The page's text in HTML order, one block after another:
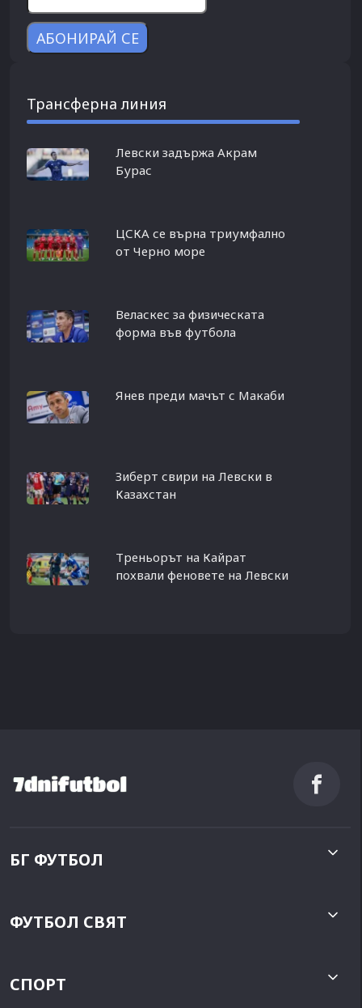
Трансферна линия
Левски задържа Акрам
Бурас
ЦСКА се върна триумфално
от Черно море
Веласкес за физическата
форма във футбола
Янев преди мачът с Макаби
Зиберт свири на Левски в
Казахстан
Треньорът на Кайрат
похвали феновете на Левски
БГ ФУТБОЛ
ФУТБОЛ СВЯТ
СПОРТ